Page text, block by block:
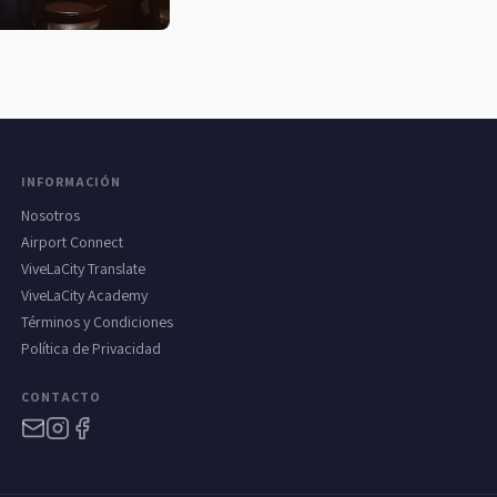
INFORMACIÓN
Nosotros
Airport Connect
ViveLaCity Translate
ViveLaCity Academy
Términos y Condiciones
Política de Privacidad
CONTACTO